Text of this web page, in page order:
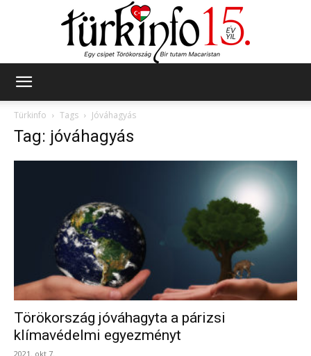
Türkinfo
Tags Jóváhagyás
Tag: jóváhagyás
Törökország jóváhagyta a párizsi
klímavédelmi egyezményt
2021. okt 7.